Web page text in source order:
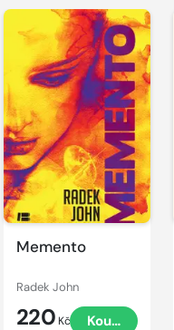
Memento
Radek John
220 Kč Koupit